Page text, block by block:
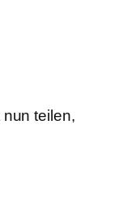
teilen,